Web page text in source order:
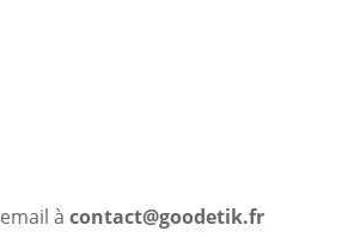
àcontact@goodetik.fr